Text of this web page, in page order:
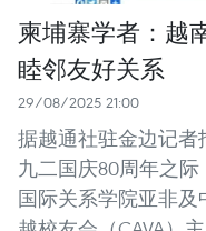
柬埔寨学者：越
睦邻友好关系
29/08/2025 21:00
据越通社驻金边记
九二国庆80周年之
国际关系学院亚非